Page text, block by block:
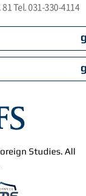
81 Tel. 031-330-4114
Studies. All